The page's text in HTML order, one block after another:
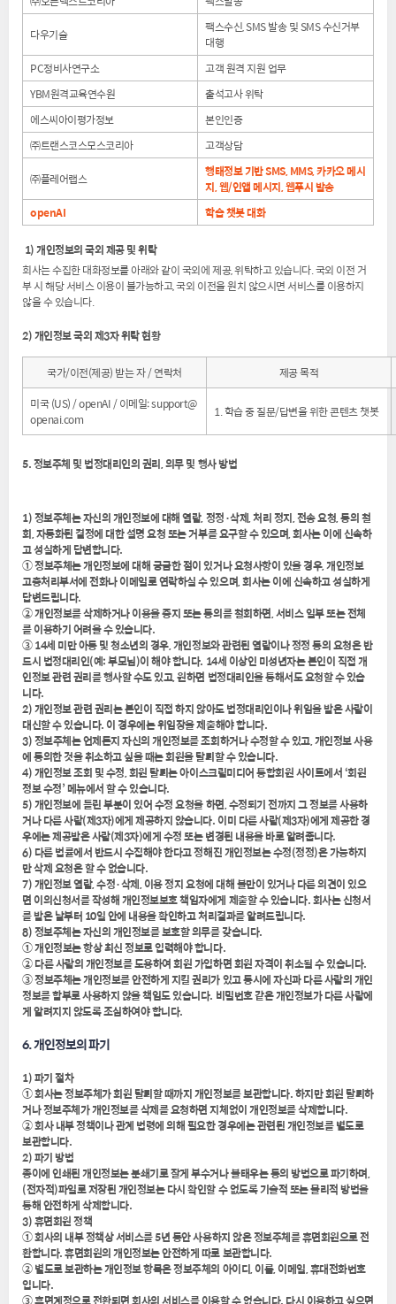
다우기술
팩스수신, SMS 발송 및 SMS 수신거부
대행
PC정비사연구소
고객 원격 지원 업무
YBM원격교육연수원
출석고사 위탁
에스씨아이평가정보
본인인증
㈜트랜스코스모스코리아
고객상담
㈜플레어랩스
행태정보 기반 SMS, MMS, 카카오 메시
지, 웹/인앱 메시지, 웹푸시 발송
openAI
학습 챗봇 대화
1) 개인정보의 국외 제공 및 위탁
회사는 수집한 대화정보를 아래와 같이 국외에 제공, 위탁하고 있습니다. 국외 이전 거
부 시 해당 서비스 이용이 불가능하고, 국외 이전을 원치 않으시면 서비스를 이용하지
않을 수 있습니다.
2) 개인정보 국외 제3자 위탁 현황
국가/이전(제공) 받는 자 / 연락처
제공 목적
미국 (US) / openAI / 이메일: support@
openai.com
1. 학습 중 질문/답변을 위한 콘텐츠 챗봇
5. 정보주체 및 법정대리인의 권리, 의무 및 행사 방법
1) 정보주체는 자신의 개인정보에 대해 열람, 정정·삭제, 처리 정지, 전송 요청, 동의 철
회, 자동화된 결정에 대한 설명 요청 또는 거부를 요구할 수 있으며, 회사는 이에 신속하
고 성실하게 답변합니다.
① 정보주체는 개인정보에 대해 궁금한 점이 있거나 요청사항이 있을 경우, 개인정보
고충처리부서에 전화나 이메일로 연락하실 수 있으며, 회사는 이에 신속하고 성실하게
답변드립니다.
② 개인정보를 삭제하거나 이용을 중지 또는 동의를 철회하면, 서비스 일부 또는 전체
를 이용하기 어려울 수 있습니다.
③ 14세 미만 아동 및 청소년의 경우, 개인정보와 관련된 열람이나 정정 등의 요청은 반
드시 법정대리인(예: 부모님)이 해야 합니다. 14세 이상인 미성년자는 본인이 직접 개
인정보 관련 권리를 행사할 수도 있고, 원하면 법정대리인을 통해서도 요청할 수 있습
니다.
2) 개인정보 관련 권리는 본인이 직접 하지 않아도 법정대리인이나 위임을 받은 사람이
대신할 수 있습니다. 이 경우에는 위임장을 제출해야 합니다.
3) 정보주체는 언제든지 자신의 개인정보를 조회하거나 수정할 수 있고, 개인정보 사용
에 동의한 것을 취소하고 싶을 때는 회원을 탈퇴할 수 있습니다.
4) 개인정보 조회 및 수정, 회원 탈퇴는 아이스크림미디어 통합회원 사이트에서 ‘회원
정보 수정’ 메뉴에서 할 수 있습니다.
5) 개인정보에 틀린 부분이 있어 수정 요청을 하면, 수정되기 전까지 그 정보를 사용하
거나 다른 사람(제3자)에게 제공하지 않습니다. 이미 다른 사람(제3자)에게 제공한 경
우에는 제공받은 사람(제3자)에게 수정 또는 변경된 내용을 바로 알려줍니다.
6) 다른 법률에서 반드시 수집해야 한다고 정해진 개인정보는 수정(정정)은 가능하지
만 삭제 요청은 할 수 없습니다.
7) 개인정보 열람, 수정·삭제, 이용 정지 요청에 대해 불만이 있거나 다른 의견이 있으
면 이의신청서를 작성해 개인정보보호 책임자에게 제출할 수 있습니다. 회사는 신청서
를 받은 날부터 10일 안에 내용을 확인하고 처리결과를 알려드립니다.
8) 정보주체는 자신의 개인정보를 보호할 의무를 갖습니다.
① 개인정보는 항상 최신 정보로 입력해야 합니다.
② 다른 사람의 개인정보를 도용하여 회원 가입하면 회원 자격이 취소될 수 있습니다.
③ 정보주체는 개인정보를 안전하게 지킬 권리가 있고 동시에 자신과 다른 사람의 개인
정보를 함부로 사용하지 않을 책임도 있습니다. 비밀번호 같은 개인정보가 다른 사람에
게 알려지지 않도록 조심하여야 합니다.
6. 개인정보의 파기
1) 파기 절차
① 회사는 정보주체가 회원 탈퇴할 때까지 개인정보를 보관합니다. 하지만 회원 탈퇴하
거나 정보주체가 개인정보를 삭제를 요청하면 지체없이 개인정보를 삭제합니다.
② 회사 내부 정책이나 관계 법령에 의해 필요한 경우에는 관련된 개인정보를 별도로
보관합니다.
2) 파기 방법
종이에 인쇄된 개인정보는 분쇄기로 잘게 부수거나 불태우는 등의 방법으로 파기하며,
(전자적)파일로 저장된 개인정보는 다시 확인할 수 없도록 기술적 또는 물리적 방법을
통해 안전하게 삭제합니다.
3) 휴면회원 정책
① 회사의 내부 정책상 서비스를 5년 동안 사용하지 않은 정보주체를 휴면회원으로 전
환합니다. 휴면회원의 개인정보는 안전하게 따로 보관합니다.
② 별도로 보관하는 개인정보 항목은 정보주체의 아이디, 이름, 이메일, 휴대전화번호
입니다.
③ 휴면계정으로 전환되면 회사의 서비스를 이용할 수 없습니다. 다시 이용하고 싶으면